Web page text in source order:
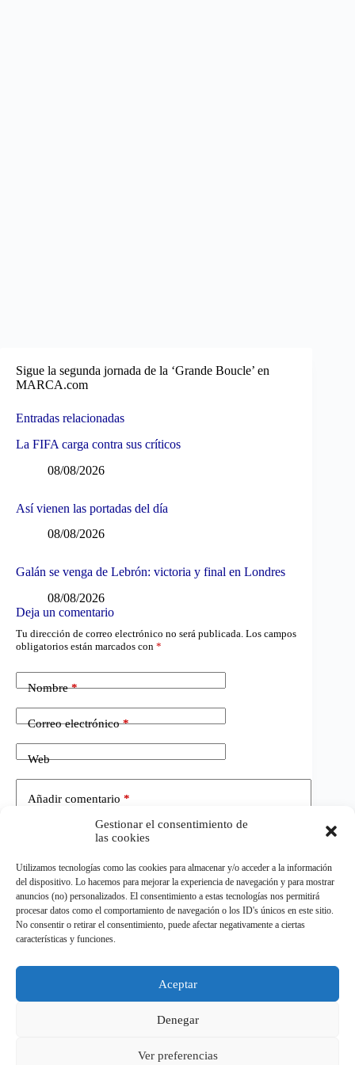
Gestionar el consentimiento de
las cookies
Utilizamos tecnologías como las cookies para almacenar y/o acceder a la información
del dispositivo. Lo hacemos para mejorar la experiencia de navegación y para mostrar
anuncios (no) personalizados. El consentimiento a estas tecnologías nos permitirá
procesar datos como el comportamiento de navegación o los ID's únicos en este sitio.
No consentir o retirar el consentimiento, puede afectar negativamente a ciertas
características y funciones.
Aceptar
Denegar
Ver preferencias
Sigue la segunda jornada de la ‘Grande Boucle’ en
MARCA.com
Entradas relacionadas
La FIFA carga contra sus críticos
08/08/2026
Así vienen las portadas del día
08/08/2026
Galán se venga de Lebrón: victoria y final en Londres
08/08/2026
Deja un comentario
Tu dirección de correo electrónico no será publicada. Los campos
obligatorios están marcados con *
Nombre*
Correo electrónico*
Web
Añadir comentario *
Publicar el comentario
Todos los derechos reservados.